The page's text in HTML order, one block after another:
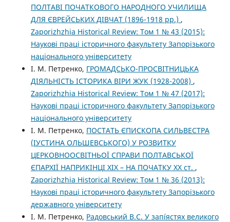
ПОЛТАВІ ПОЧАТКОВОГО НАРОДНОГО УЧИЛИЩА
ДЛЯ ЄВРЕЙСЬКИХ ДІВЧАТ (1896-1918 рр.) ,
Zaporizhzhia Historical Review: Том 1 № 43 (2015):
Наукові праці історичного факультету Запорізького
національного університету
І. М. Петренко, ГРОМАДСЬКО-ПРОСВІТНИЦЬКА
ДІЯЛЬНІСТЬ ІСТОРИКА ВІРИ ЖУК (1928-2008) ,
Zaporizhzhia Historical Review: Том 1 № 47 (2017):
Наукові праці історичного факультету Запорізького
національного університету
І. М. Петренко, ПОСТАТЬ ЄПИСКОПА СИЛЬВЕСТРА
(ІУСТИНА ОЛЬШЕВСЬКОГО) У РОЗВИТКУ
ЦЕРКОВНООСВІТНЬОЇ СПРАВИ ПОЛТАВСЬКОЇ
ЄПАРХІЇ НАПРИКІНЦІ ХІХ – НА ПОЧАТКУ ХХ ст. ,
Zaporizhzhia Historical Review: Том 1 № 36 (2013):
Наукові праці історичного факультету Запорізького
державного університету
І. М. Петренко, Радовський В.С. У запíястях великого